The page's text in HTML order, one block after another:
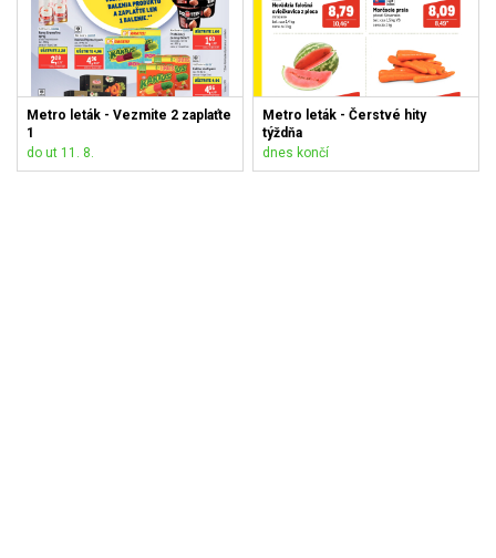
Metro leták - Vezmite 2 zaplaťte
1
do ut 11. 8.
Metro leták - Čerstvé hity
týždňa
dnes končí